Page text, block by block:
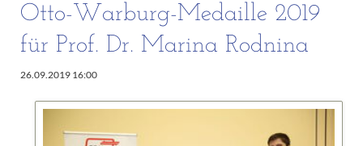
Otto-Warburg-Medaille 2019
für Prof. Dr. Marina Rodnina
26.09.2019 16:00